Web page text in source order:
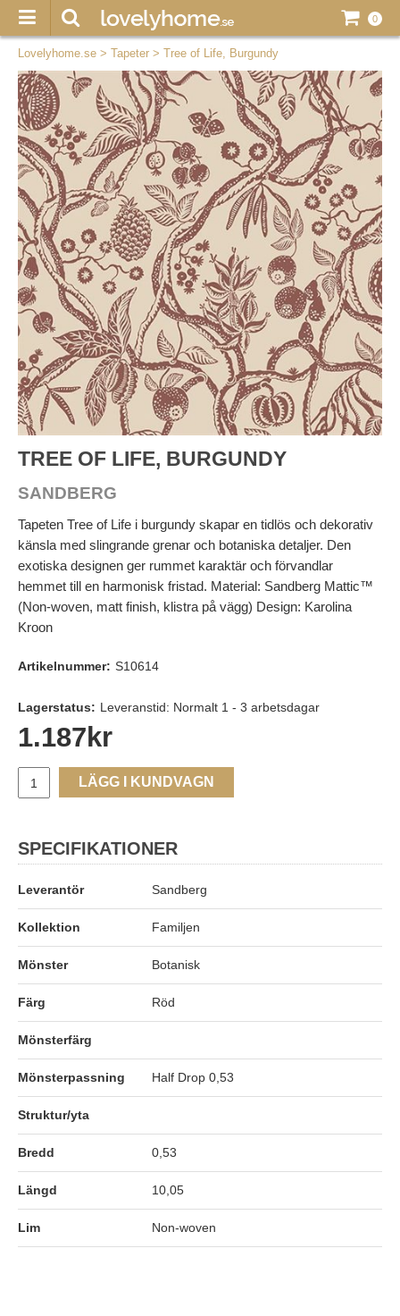
0
Lovelyhome.se > Tapeter > Tree of Life, Burgundy
TREE OF LIFE, BURGUNDY
SANDBERG
Tapeten Tree of Life i burgundy skapar en tidlös och dekorativ
känsla med slingrande grenar och botaniska detaljer. Den
exotiska designen ger rummet karaktär och förvandlar
hemmet till en harmonisk fristad. Material: Sandberg Mattic™
(Non‑woven, matt finish, klistra på vägg) Design: Karolina
Kroon
Artikelnummer: S10614
Lagerstatus: Leveranstid: Normalt 1 - 3 arbetsdagar
1.187 kr
LÄGG I KUNDVAGN
SPECIFIKATIONER
Leverantör Sandberg
Kollektion Familjen
Mönster Botanisk
Färg Röd
Mönsterfärg
Mönsterpassning Half Drop 0,53
Struktur/yta
Bredd 0,53
Längd 10,05
Lim Non-woven